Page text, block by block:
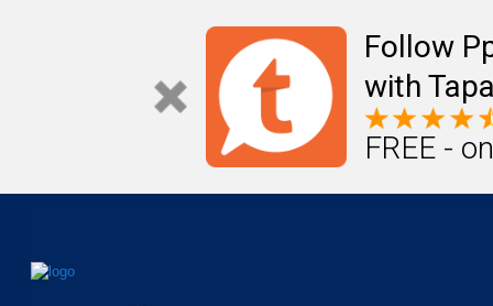
Follow
with
FREE -